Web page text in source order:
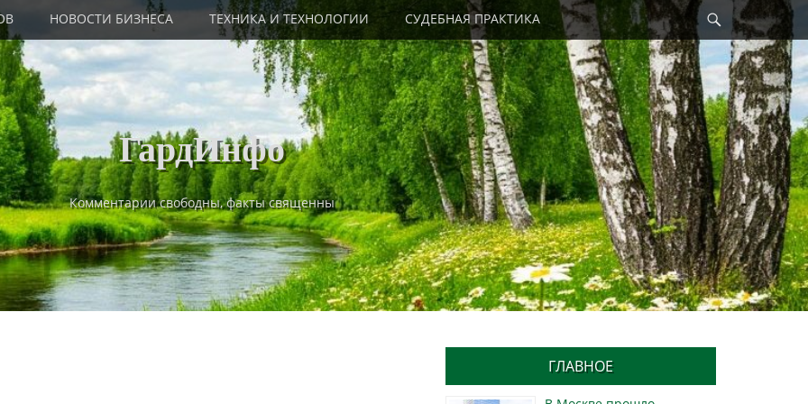
НОВОСТИ БИЗНЕСА ТЕХНИКА И ТЕХНОЛОГИИ СУДЕБНАЯ ПРАКТИКА
Найти
ГардИнфо
Комментарии свободны, факты священны
ГЛАВНОЕ